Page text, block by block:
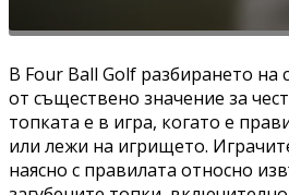
В Four Ball Golf разбирането на
от съществено значение за
топката е в игра, когато е
или лежи на игрището.
наясно с правилата относно